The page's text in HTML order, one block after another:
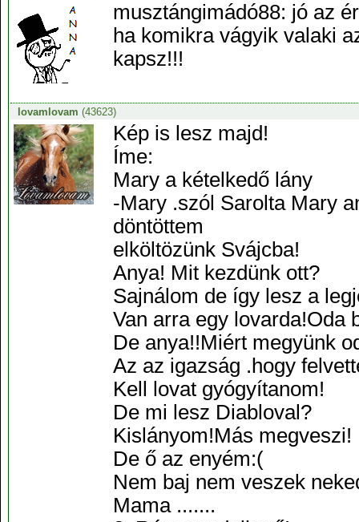
musztángimádó88: jó az
ha komikra vágyik valaki
kapsz!!!
lovamlovam (43623)
Kép is lesz majd!
Íme:
Mary a kételkedő lány
-Mary .szól Sarolta Mary
döntöttem
elköltözünk Svájcba!
Anya! Mit kezdünk ott?
Sajnálom de így lesz a
Van arra egy lovarda!Oda
De anya!!Miért megyünk
Az az igazság .hogy
Kell lovat gyógyítanom!
De mi lesz Diabloval?
Kislányom!Más megveszi!
De ő az enyém:(
Nem baj nem veszek
Mama .......